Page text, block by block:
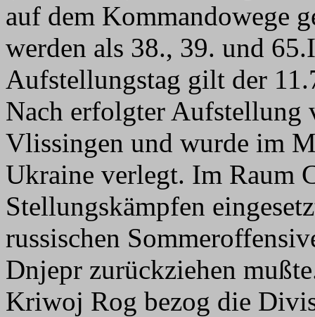
auf dem Kommandowege
werden als 38., 39. und
Aufstellungstag gilt der
Nach erfolgter
Vlissingen und wurde im
Ukraine verlegt. Im Raum
Stellungskämpfen
russischen
Dnjepr zurückziehen
Kriwoj Rog bezog die